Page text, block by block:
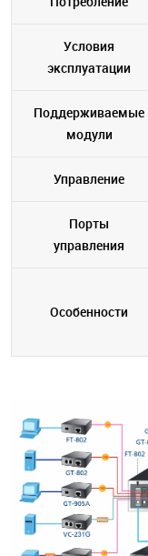
Условия
эксплуатации
Поддерживаемые
модули
Управление
Порты
управления
Особенности